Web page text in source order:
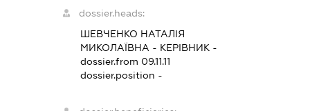
dossier.heads:
ШЕВЧЕНКО НАТАЛІЯ
МИКОЛАЇВНА - КЕРІВНИК -
dossier.from 09.11.11
dossier.position -